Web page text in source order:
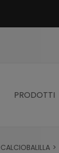
PRODOTTI
CALCIOBALILLA